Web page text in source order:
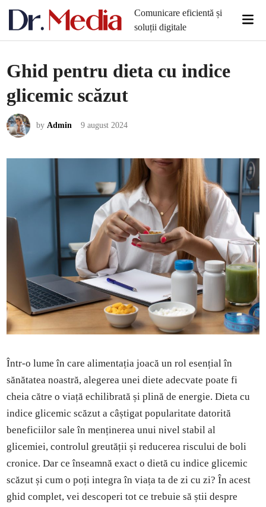
Comunicare eficientă și
soluții digitale
Ghid pentru dieta cu indice
glicemic scăzut
byAdmin 9 august 2024
Într-o lume în care alimentația joacă un rol esențial în
sănătatea noastră, alegerea unei diete adecvate poate fi
cheia către o viață echilibrată și plină de energie. Dieta cu
indice glicemic scăzut a câștigat popularitate datorită
beneficiilor sale în menținerea unui nivel stabil al
glicemiei, controlul greutății și reducerea riscului de boli
cronice. Dar ce înseamnă exact o dietă cu indice glicemic
scăzut și cum o poți integra în viața ta de zi cu zi? În acest
ghid complet, vei descoperi tot ce trebuie să știi despre